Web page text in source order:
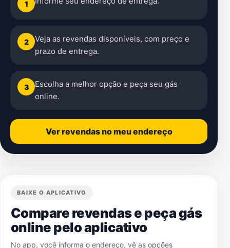
1
2
Veja as revendas disponíveis, com preço e
prazo de entrega.
3
Escolha a melhor opção e peça seu gás
online.
Ver revendas no meu endereço
BAIXE O APLICATIVO
Compare revendas e peça gás
online pelo aplicativo
No app, você informa o endereço, vê as opções